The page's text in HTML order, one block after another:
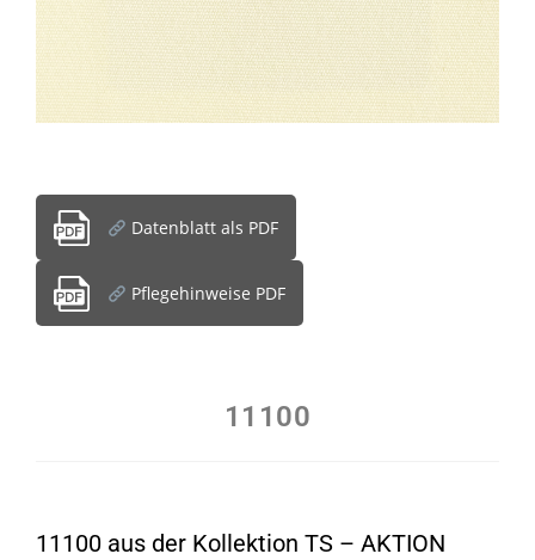
Datenblatt als PDF
Pflegehinweise PDF
11100
11100 aus der Kollektion TS – AKTION